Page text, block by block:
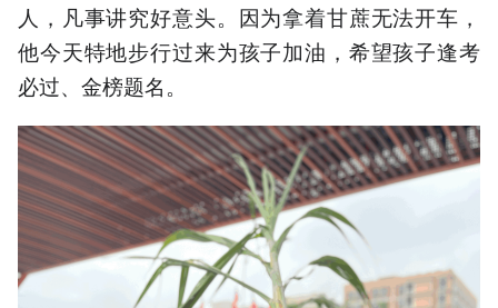
人，凡事讲究好意头。因为拿着甘蔗无法开车，
他今天特地步行过来为孩子加油，希望孩子逢考
必过、金榜题名。